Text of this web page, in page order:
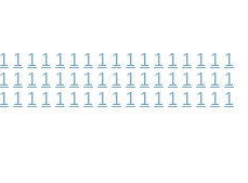
1 1 1 1 1 1 1 1 1 1 1 1 1 1 1 1 1
1 1 1 1 1 1 1 1 1 1 1 1 1 1 1 1 1
1 1 1 1 1 1 1 1 1 1 1 1 1 1 1 1 1